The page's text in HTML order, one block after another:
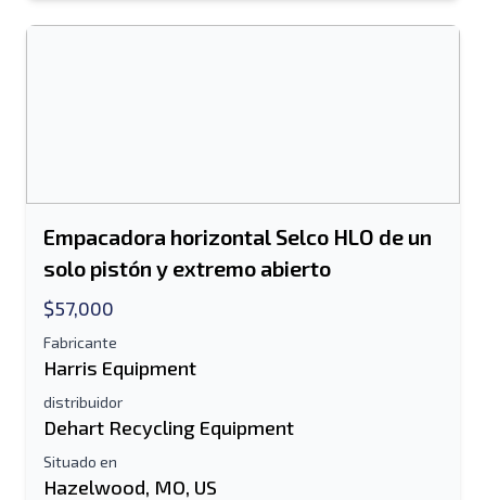
Móvil
Empacadora horizontal Selco HLO de un
solo pistón y extremo abierto
$57,000
Fabricante
Harris Equipment
distribuidor
Dehart Recycling Equipment
Situado en
Hazelwood, MO, US
Listado de mensajes de texto al dispositivo
móvil
Tu nombre completo